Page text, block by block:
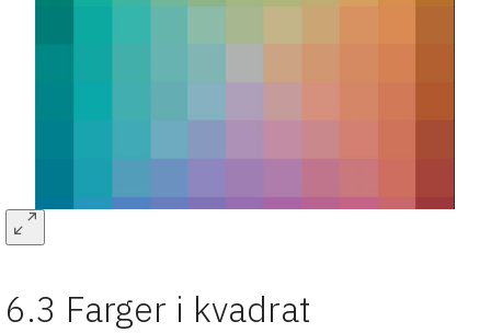
6.3 Farger i kvadrat